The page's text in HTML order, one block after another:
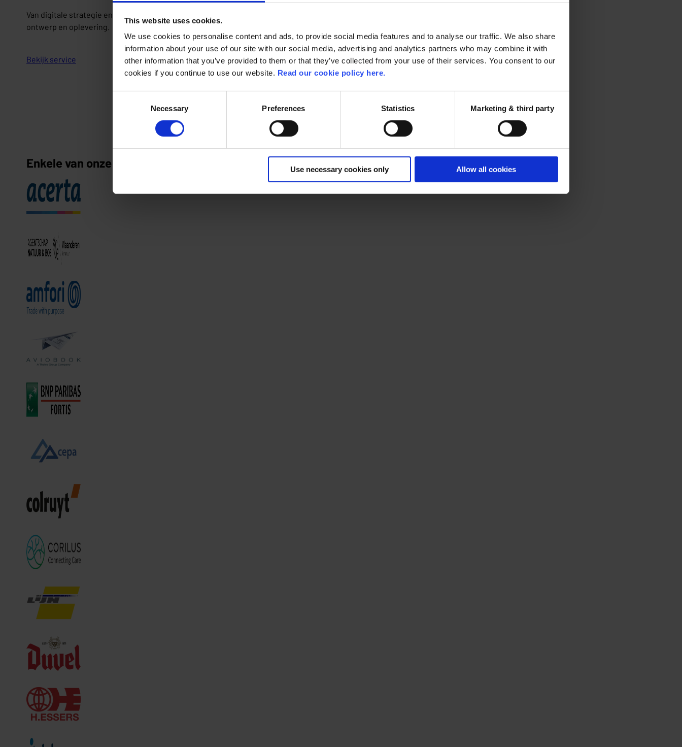
This website uses cookies.
We use cookies to personalise content and ads, to provide social media features and to analyse our traffic. We also share
information about your use of our site with our social media, advertising and analytics partners who may combine it with
other information that you’ve provided to them or that they’ve collected from your use of their services. You consent to our
cookies if you continue to use our website. Read our cookie policy here.
Necessary Preferences Statistics Marketing & third party
Use necessary cookies only Allow all cookies
Van digitale strategie en productdefinitie tot UX/UI-
ontwerp en oplevering.
Bekijk service Bekijk service
Enkele van onze klanten